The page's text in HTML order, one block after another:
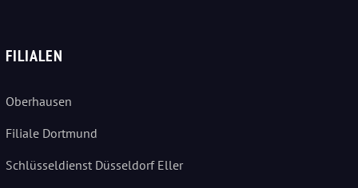
FILIALEN
Oberhausen
Filiale Dortmund
Schlüsseldienst Düsseldorf Eller